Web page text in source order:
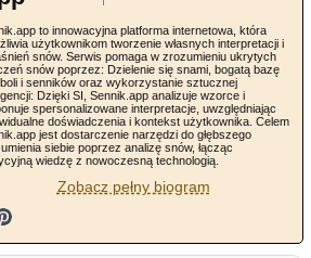
to innowacyjna platforma internetowa, która
użytkownikom tworzenie własnych interpretacji i
snów. Serwis pomaga w zrozumieniu ukrytych
snów poprzez: Dzielenie się snami, bogatą bazę
i senników oraz wykorzystanie sztucznej
Dzięki SI, Sennik.app analizuje wzorce i
spersonalizowane interpretacje, uwzględniając
doświadczenia i kontekst użytkownika. Celem
jest dostarczenie narzędzi do głębszego
siebie poprzez analizę snów, łącząc
wiedzę z nowoczesną technologią.
Zobacz pełny biogram